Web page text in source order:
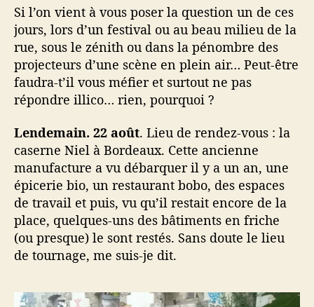
(
u
p
r
e
s
u
e
Si l’on vient à vous poser la question un de ces
jours, lors d’un festival ou au beau milieu de la
rue, sous le zénith ou dans la pénombre des
projecteurs d’une scène en plein air… Peut-être
faudra-t’il vous méfier et surtout ne pas
répondre illico… rien, pourquoi ?
Lendemain. 22 août. Lieu de rendez-vous : la
caserne Niel à Bordeaux. Cette ancienne
manufacture a vu débarquer il y a un an, une
épicerie bio, un restaurant bobo, des espaces
de travail et puis, vu qu’il restait encore de la
place, quelques-uns des bâtiments en friche
(ou presque) le sont restés. Sans doute le lieu
de tournage, me suis-je dit.